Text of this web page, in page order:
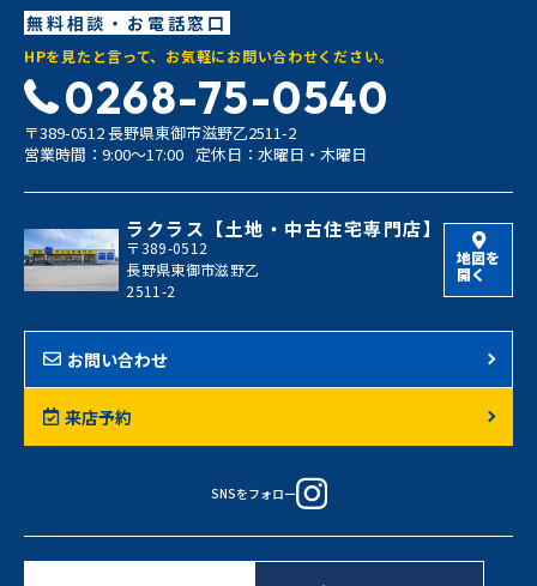
無料相談・お電話窓口
HPを見たと言って、お気軽にお問い合わせください。
0268-75-0540
〒389-0512 長野県東御市滋野乙2511-2
営業時間：9:00〜17:00 定休日：水曜日・木曜日
ラクラス【土地・中古住宅専門店】
〒389-0512
長野県東御市滋野乙
2511-2
地図を
開く
お問い合わせ
来店予約
SNSをフォロー